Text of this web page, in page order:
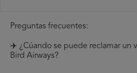
Preguntas frecuentes:
✈️ ¿Cúando se puede reclamar un
Bird Airways?